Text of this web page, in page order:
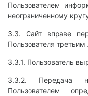
Пользователем
неограниченному
3.3. Сайт вправе
Пользователя
3.3.1. Пользователь
3.3.2. Передача
Пользователем